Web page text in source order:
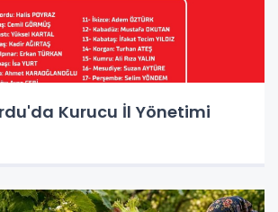
Kurucu İl Yönetimi